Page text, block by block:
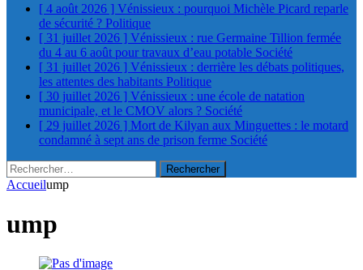
[ 4 août 2026 ] Vénissieux : pourquoi Michèle Picard reparle
de sécurité ? Politique
[ 31 juillet 2026 ] Vénissieux : rue Germaine Tillion fermée
du 4 au 6 août pour travaux d’eau potable Société
[ 31 juillet 2026 ] Vénissieux : derrière les débats politiques,
les attentes des habitants Politique
[ 30 juillet 2026 ] Vénissieux : une école de natation
municipale, et le CMOV alors ? Société
[ 29 juillet 2026 ] Mort de Kilyan aux Minguettes : le motard
condamné à sept ans de prison ferme Société
Rechercher :
Accueilump
ump